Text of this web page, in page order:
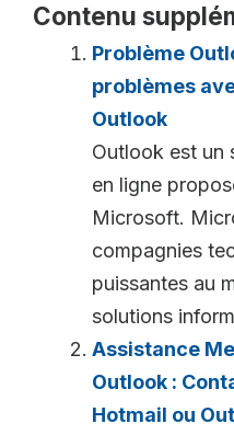
Contenu
Problème
problèmes
Outlook
Outlook est un
en ligne
Microsoft.
compagnies
puissantes au
solutions
Assistance
Outlook :
Hotmail ou